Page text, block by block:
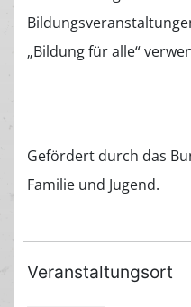
„Bildung für alle“
Gefördert durch das
Familie und Jugend.
Veranstaltungsort